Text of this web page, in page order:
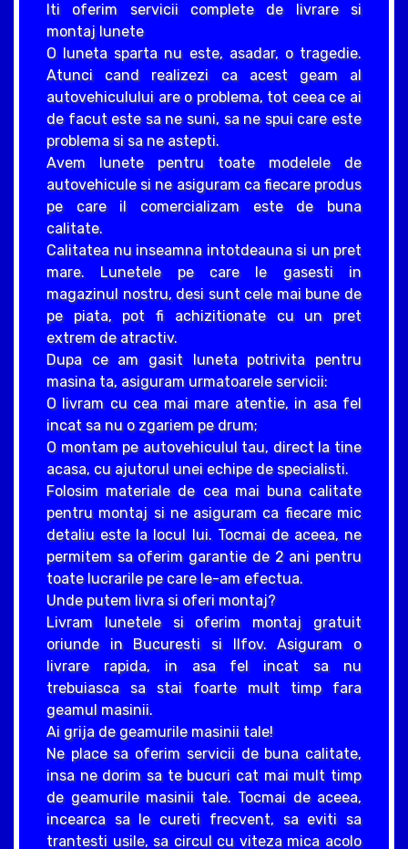
Iti oferim servicii complete de livrare si
montaj lunete
O luneta sparta nu este, asadar, o tragedie.
Atunci cand realizezi ca acest geam al
autovehiculului are o problema, tot ceea ce ai
de facut este sa ne suni, sa ne spui care este
problema si sa ne astepti.
Avem lunete pentru toate modelele de
autovehicule si ne asiguram ca fiecare produs
pe care il comercializam este de buna
calitate.
Calitatea nu inseamna intotdeauna si un pret
mare. Lunetele pe care le gasesti in
magazinul nostru, desi sunt cele mai bune de
pe piata, pot fi achizitionate cu un pret
extrem de atractiv.
Dupa ce am gasit luneta potrivita pentru
masina ta, asiguram urmatoarele servicii:
O livram cu cea mai mare atentie, in asa fel
incat sa nu o zgariem pe drum;
O montam pe autovehiculul tau, direct la tine
acasa, cu ajutorul unei echipe de specialisti.
Folosim materiale de cea mai buna calitate
pentru montaj si ne asiguram ca fiecare mic
detaliu este la locul lui. Tocmai de aceea, ne
permitem sa oferim garantie de 2 ani pentru
toate lucrarile pe care le-am efectua.
Unde putem livra si oferi montaj?
Livram lunetele si oferim montaj gratuit
oriunde in Bucuresti si Ilfov. Asiguram o
livrare rapida, in asa fel incat sa nu
trebuiasca sa stai foarte mult timp fara
geamul masinii.
Ai grija de geamurile masinii tale!
Ne place sa oferim servicii de buna calitate,
insa ne dorim sa te bucuri cat mai mult timp
de geamurile masinii tale. Tocmai de aceea,
incearca sa le cureti frecvent, sa eviti sa
trantesti usile, sa circul cu viteza mica acolo